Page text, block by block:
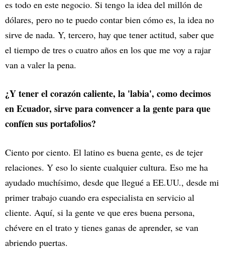
es todo en este negocio. Si tengo la idea del millón de
dólares, pero no te puedo contar bien cómo es, la idea no
sirve de nada. Y, tercero, hay que tener actitud, saber que
el tiempo de tres o cuatro años en los que me voy a rajar
van a valer la pena.
¿Y tener el corazón caliente, la 'labia', como decimos
en Ecuador, sirve para convencer a la gente para que
confíen sus portafolios?
Ciento por ciento. El latino es buena gente, es de tejer
relaciones. Y eso lo siente cualquier cultura. Eso me ha
ayudado muchísimo, desde que llegué a EE.UU., desde mi
primer trabajo cuando era especialista en servicio al
cliente. Aquí, si la gente ve que eres buena persona,
chévere en el trato y tienes ganas de aprender, se van
abriendo puertas.